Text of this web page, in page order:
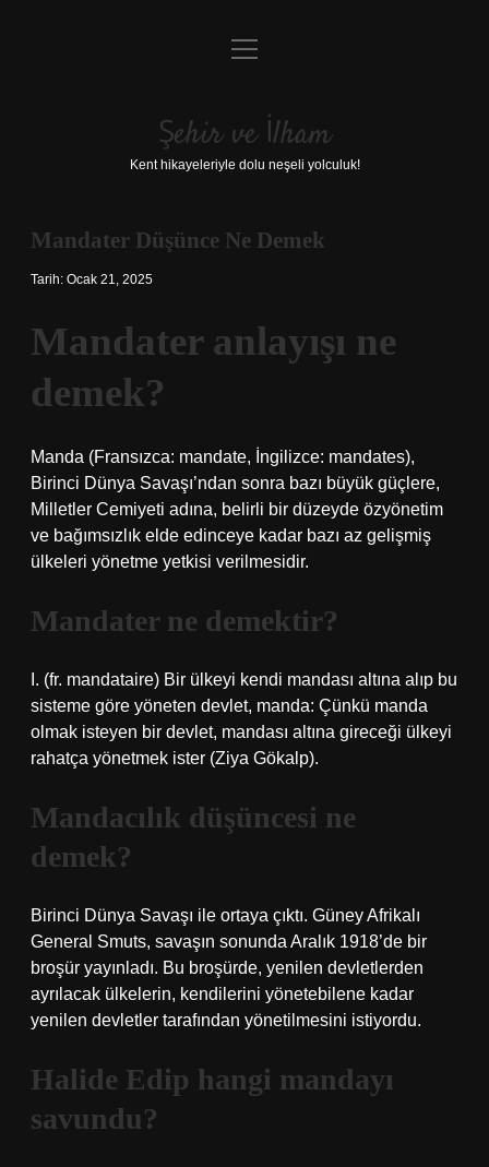
Anasayfa
Yasal Uyarı
menüyü
Şehir ve İlham
Kent hikayeleriyle dolu neşeli yolculuk!
Mandater Düşünce Ne Demek
Tarih: Ocak 21, 2025
Mandater anlayışı ne
demek?
Manda (Fransızca: mandate, İngilizce: mandates),
Birinci Dünya Savaşı’ndan sonra bazı büyük güçlere,
Milletler Cemiyeti adına, belirli bir düzeyde özyönetim
ve bağımsızlık elde edinceye kadar bazı az gelişmiş
ülkeleri yönetme yetkisi verilmesidir.
Mandater ne demektir?
I. (fr. mandataire) Bir ülkeyi kendi mandası altına alıp bu
sisteme göre yöneten devlet, manda: Çünkü manda
olmak isteyen bir devlet, mandası altına gireceği ülkeyi
rahatça yönetmek ister (Ziya Gökalp).
Mandacılık düşüncesi ne
demek?
Birinci Dünya Savaşı ile ortaya çıktı. Güney Afrikalı
General Smuts, savaşın sonunda Aralık 1918’de bir
broşür yayınladı. Bu broşürde, yenilen devletlerden
ayrılacak ülkelerin, kendilerini yönetebilene kadar
yenilen devletler tarafından yönetilmesini istiyordu.
Halide Edip hangi mandayı
savundu?